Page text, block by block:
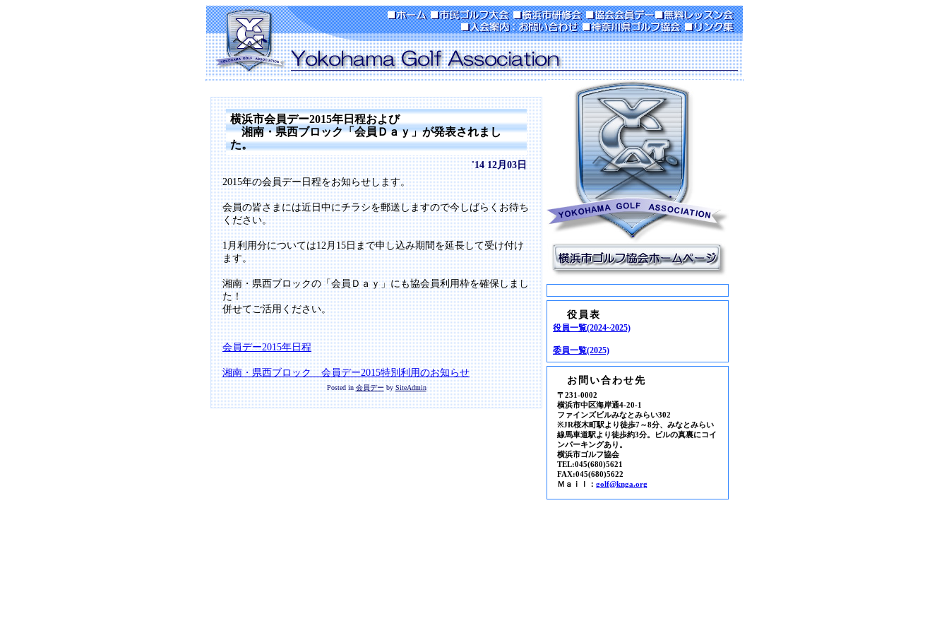
横浜市会員デー2015年日程および
湘南・県西ブロック「会員Ｄａｙ」が発表されまし
た。
'14 12月03日
2015年の会員デー日程をお知らせします。
会員の皆さまには近日中にチラシを郵送しますので今しばらくお待ち
ください。
1月利用分については12月15日まで申し込み期間を延長して受け付け
ます。
湘南・県西ブロックの「会員Ｄａｙ」にも協会員利用枠を確保しまし
た！
併せてご活用ください。
会員デー2015年日程
湘南・県西ブロック 会員デー2015特別利用のお知らせ
Posted in会員デーbySiteAdmin
役員表
役員一覧(2024~2025)
委員一覧(2025)
お問い合わせ先
〒231-0002
横浜市中区海岸通4-20-1
ファインズビルみなとみらい302
※JR桜木町駅より徒歩7～8分、みなとみらい
線馬車道駅より徒歩約3分。ビルの真裏にコイ
ンパーキングあり。
横浜市ゴルフ協会
TEL:045(680)5621
FAX:045(680)5622
Ｍａｉｌ： golf@knga.org